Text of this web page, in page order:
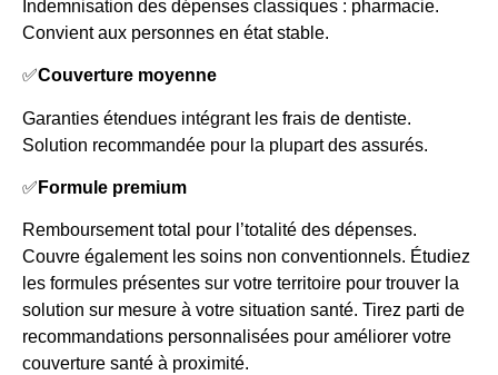
Indemnisation des dépenses classiques : pharmacie.
Convient aux personnes en état stable.
✅Couverture moyenne
Garanties étendues intégrant les frais de dentiste.
Solution recommandée pour la plupart des assurés.
✅ Formule premium
Remboursement total pour l’totalité des dépenses.
Couvre également les soins non conventionnels. Étudiez
les formules présentes sur votre territoire pour trouver la
solution sur mesure à votre situation santé. Tirez parti de
recommandations personnalisées pour améliorer votre
couverture santé à proximité.